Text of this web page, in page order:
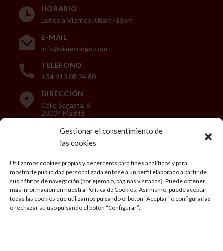
Gestionar el consentimiento de
las cookies
Utilizamos cookies propias y de terceros para fines analíticos y para
mostrarle publicidad personalizada en base a un perfil elaborado a partir de
sus hábitos de navegación (por ejemplo, páginas visitadas). Puede obtener
más información en nuestra Política de Cookies. Asimismo, puede aceptar
todas las cookies que utilizamos pulsando el botón “Aceptar” o configurarlas
o rechazar su uso pulsando el botón “Configurar”.
HORARIO
Lunes a Viernes: 08am -18pm
E-MAIL
info@viajesringo.com
TELÉFONO
+34 913 08 24 80
DIRECCIÓN
Calle Sagasta, 8
28004 Madrid
Aviso Legal
Política de privacidad
Condiciones generales de Viaje